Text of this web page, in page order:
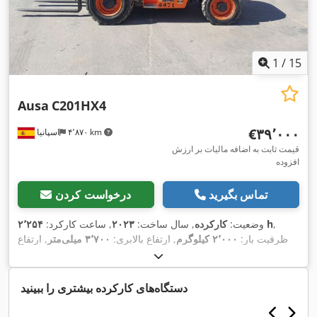
1 / 15
اسپانیا ۴٬۸۷۰ km
Ausa C201HX4
‎€۳۹٬۰۰۰
قیمت ثابت به اضافه مالیات بر ارزش
افزوده
درخواست کردن تماس بگیرید
وضعیت:کارکرده, سال ساخت: ۲۰۲۳, ساعت کارکرد: ۲٬۲۵۴ h,
ظرفیت بار: ۲٬۰۰۰ کیلوگرم , ارتفاع بالابری: ۳٬۷۰۰ میلی‌متر
, ارتفاع
, طول کل:۴٬۳۸۰ میلی‌متر
میلی‌متر, تجهیزات:چهار چرخ محرک ,
دستگاه‌های کارکرده بیشتری را ببینید